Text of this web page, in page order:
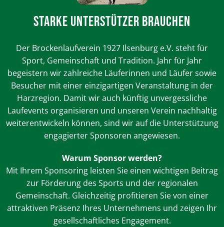
STARKE UNTERSTÜTZER BRAUCHEN
Der Brockenlaufverein 1927 Ilsenburg e.V. steht für
Sport, Gemeinschaft und Tradition. Jahr für Jahr
begeistern wir zahlreiche Läuferinnen und Läufer sowie
Besucher mit einer einzigartigen Veranstaltung in der
Harzregion. Damit wir auch künftig unvergessliche
Laufevents organisieren und unseren Verein nachhaltig
weiterentwickeln können, sind wir auf die Unterstützung
engagierter Sponsoren angewiesen.
Warum Sponsor werden?
Mit Ihrem Sponsoring leisten Sie einen wichtigen Beitrag
zur Förderung des Sports und der regionalen
Gemeinschaft. Gleichzeitig profitieren Sie von einer
attraktiven Präsenz Ihres Unternehmens und zeigen Ihr
gesellschaftliches Engagement.